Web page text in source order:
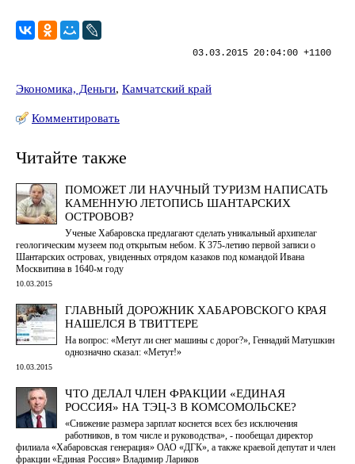
03.03.2015 20:04:00 +1100
Экономика, Деньги, Камчатский край
Комментировать
Читайте также
ПОМОЖЕТ ЛИ НАУЧНЫЙ ТУРИЗМ НАПИСАТЬ
КАМЕННУЮ ЛЕТОПИСЬ ШАНТАРСКИХ
ОСТРОВОВ?
Ученые Хабаровска предлагают сделать уникальный архипелаг
геологическим музеем под открытым небом. К 375-летию первой записи о
Шантарских островах, увиденных отрядом казаков под командой Ивана
Москвитина в 1640-м году
10.03.2015
ГЛАВНЫЙ ДОРОЖНИК ХАБАРОВСКОГО КРАЯ
НАШЕЛСЯ В ТВИТТЕРЕ
На вопрос: «Метут ли снег машины с дорог?», Геннадий Матушкин
однозначно сказал: «Метут!»
10.03.2015
ЧТО ДЕЛАЛ ЧЛЕН ФРАКЦИИ «ЕДИНАЯ
РОССИЯ» НА ТЭЦ-3 В КОМСОМОЛЬСКЕ?
«Снижение размера зарплат коснется всех без исключения
работников, в том числе и руководства», - пообещал директор
филиала «Хабаровская генерация» ОАО «ДГК», а также краевой депутат и член
фракции «Единая Россия» Владимир Лариков